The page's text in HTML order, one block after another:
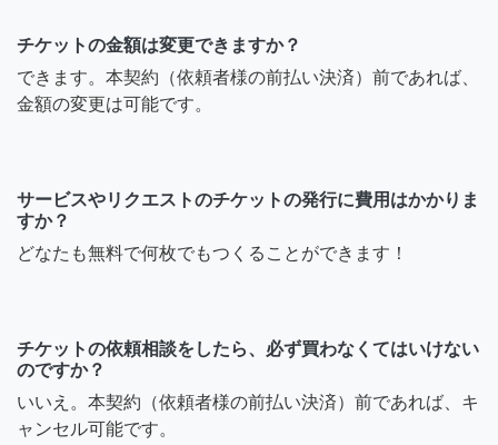
チケットの金額は変更できますか？
できます。本契約（依頼者様の前払い決済）前であれば、
金額の変更は可能です。
サービスやリクエストのチケットの発行に費用はかかりま
すか？
どなたも無料で何枚でもつくることができます！
チケットの依頼相談をしたら、必ず買わなくてはいけない
のですか？
いいえ。本契約（依頼者様の前払い決済）前であれば、キ
ャンセル可能です。